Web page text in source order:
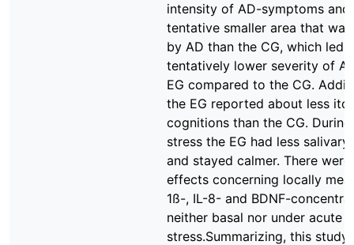
intensity of AD-symptoms and
tentative smaller area that
by AD than the CG, which led
tentatively lower severity of
EG compared to the CG.
the EG reported about less
cognitions than the CG.
stress the EG had less
and stayed calmer. There were
effects concerning locally
1ß-, IL-8- and BDNF-
neither basal nor under acute
stress.Summarizing, this study